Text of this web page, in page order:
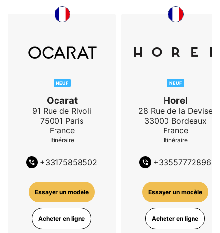
NEUF
Ocarat
91 Rue de Rivoli
75001 Paris
France
Itinéraire
+33175858502
Essayer un modèle
Acheter en ligne
NEUF
Horel
28 Rue de la Devise
33000 Bordeaux
France
Itinéraire
+33557772896
Essayer un modèle
Acheter en ligne